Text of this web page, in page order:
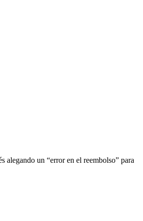
alegando un “error en el reembolso” para